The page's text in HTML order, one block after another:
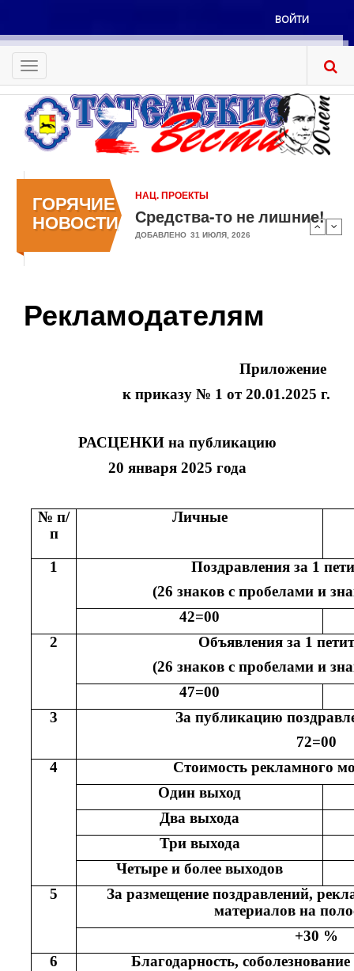
основному
содержанию
Меню
учётной
записи
пользователя
ВОЙТИ
Toggle
navigation
ГОРЯЧИЕ
НОВОСТИ
НАЦ. ПРОЕКТЫ
Средства-то не лишние!
ДОБАВЛЕНО 31 ИЮЛЯ, 2026
Рекламодателям
Приложение
к приказу № 1 от20.01.2025 г.
РАСЦЕНКИ на публикацию
20 января 2025 года
№ п/
п
Личные
1
Поздравления за 1
(26 знаков с пробелами и
42=00
2
Объявления за 1
(26 знаков с пробелами и
47=00
3
За публикацию
72=00
4
Стоимость рекламного
Один выход
Два выхода
Три выхода
Четыре и более выходов
5
За размещение поздравлений,
материалов на
+30 %
6
Благодарность,